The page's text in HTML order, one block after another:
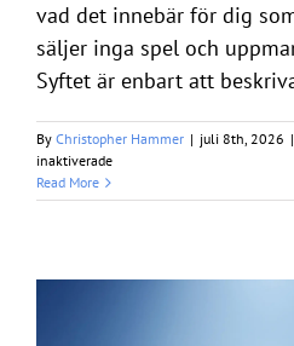
vad det innebär för dig
säljer inga spel och
Syftet är enbart att
By Christopher Hammer | juli 8th, 2026 |
inaktiveradeför
–
Read More